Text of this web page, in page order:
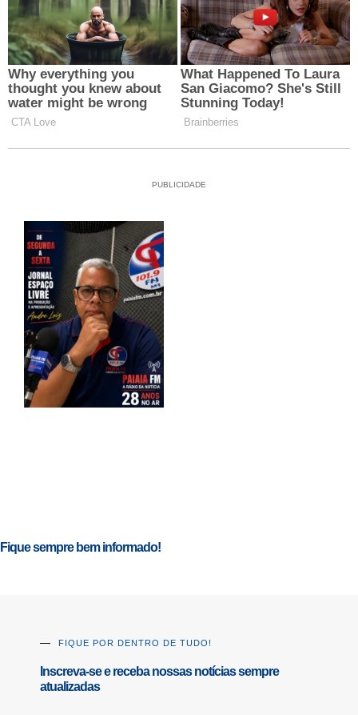
PUBLICIDADE
Fique sempre bem informado!
FIQUE POR DENTRO DE TUDO!
Inscreva-se e receba nossas notícias sempre
atualizadas